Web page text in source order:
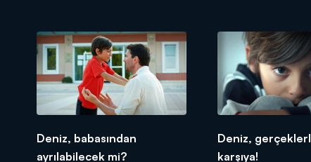
Deniz, babasından
ayrılabilecek mi?
Deniz,
karşıya!